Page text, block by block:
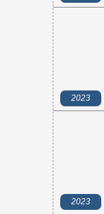
2023
2023